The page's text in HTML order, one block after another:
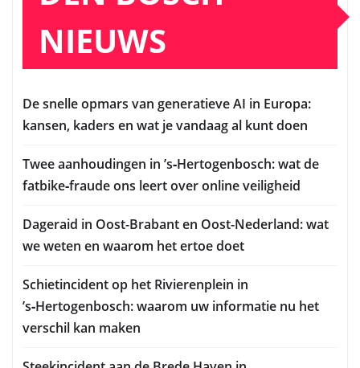
NIEUWS
De snelle opmars van generatieve AI in Europa:
kansen, kaders en wat je vandaag al kunt doen
Twee aanhoudingen in ’s‑Hertogenbosch: wat de
fatbike‑fraude ons leert over online veiligheid
Dageraid in Oost-Brabant en Oost-Nederland: wat
we weten en waarom het ertoe doet
Schietincident op het Rivierenplein in
’s‑Hertogenbosch: waarom uw informatie nu het
verschil kan maken